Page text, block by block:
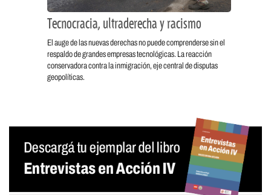
Tecnocracia, ultraderecha y racismo
El auge de las nuevas derechas no puede comprenderse sin el
respaldo de grandes empresas tecnológicas. La reacción
conservadora contra la inmigración, eje central de disputas
geopolíticas.